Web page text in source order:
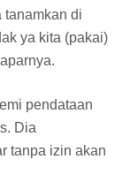
tanamkan di
ya kita (pakai)
pendataan
Dia
tanpa izin akan